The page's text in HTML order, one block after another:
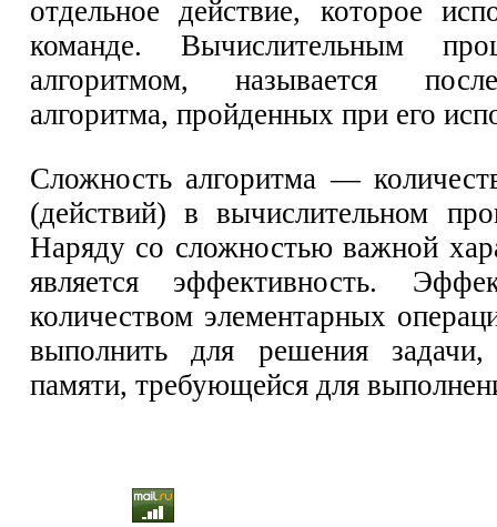
отдельное действие, которое
команде. Вычислительным
алгоритмом, называется
алгоритма, пройденных при его
Сложность алгоритма —
(действий) в вычислительном
Наряду со сложностью важной
является эффективность.
количеством элементарных
выполнить для решения
памяти, требующейся для